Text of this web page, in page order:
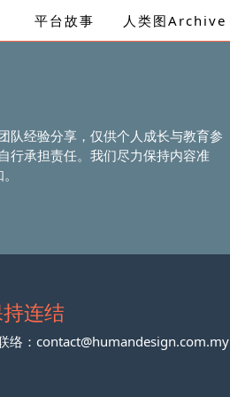
平台故事 人类图Archive
队经验分享，仅供个人成长与教育参
行承担责任。我们尽力保持内容准
连结
络：contact@humandesign.com.my